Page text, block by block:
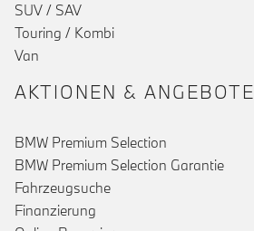
SUV / SAV
Touring / Kombi
Van
AKTIONEN & ANGEBOTE
BMW Premium Selection
BMW Premium Selection Garantie
Fahrzeugsuche
Finanzierung